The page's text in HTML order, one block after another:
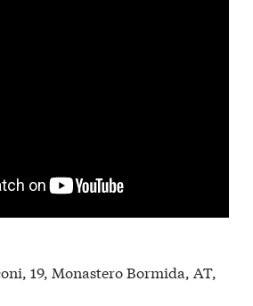
19, Monastero Bormida, AT,